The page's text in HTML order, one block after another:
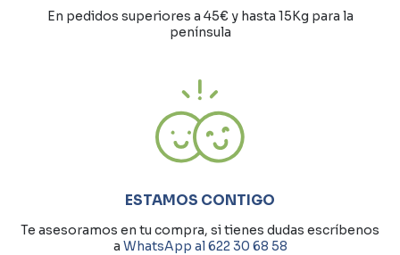
En pedidos superiores a 45€ y hasta 15Kg para la
península
ESTAMOS CONTIGO
Te asesoramos en tu compra, si tienes dudas escríbenos
a WhatsApp al 622 30 68 58